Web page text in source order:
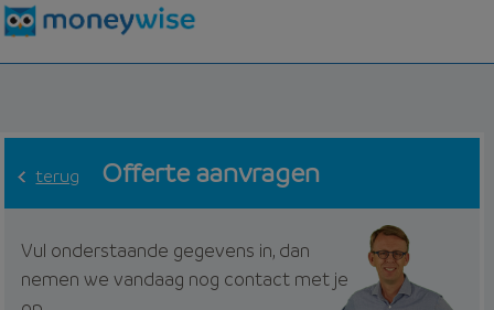
terug Offerte aanvragen
Vul onderstaande gegevens in, dan
nemen we vandaag nog contact met je